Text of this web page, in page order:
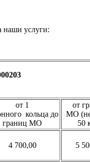
наши услуги:
от 1
кольца до
границ МО
от
МО
50
4 700,00 5